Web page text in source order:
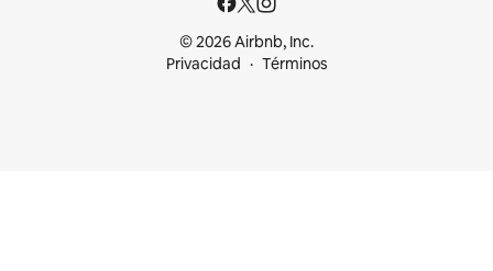
© 2026 Airbnb, Inc.
Privacidad
Términos